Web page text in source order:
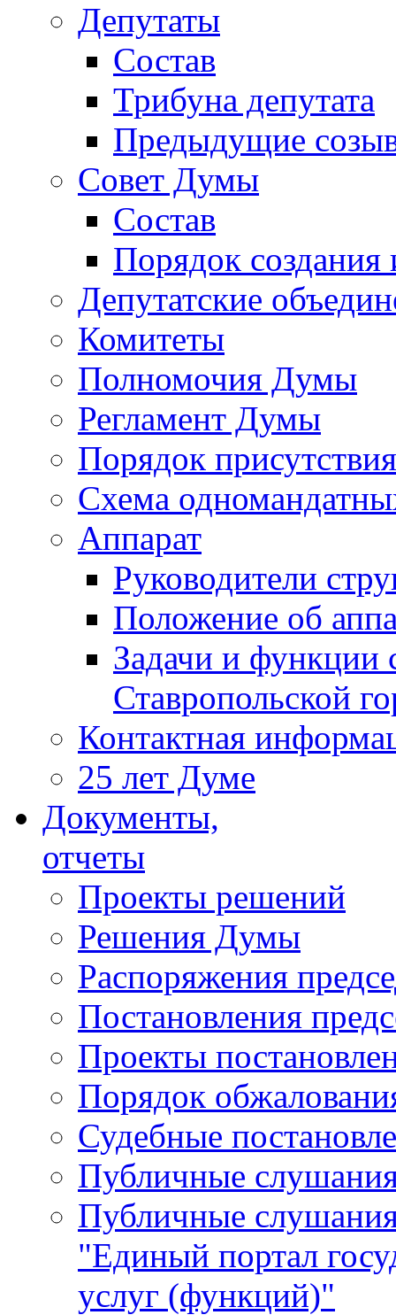
Депутаты
Состав
Трибуна депутата
Предыдущие
Совет Думы
Состав
Порядок создания
Депутатские
Комитеты
Полномочия Думы
Регламент Думы
Порядок
Схема
Аппарат
Руководители
Положение об
Задачи и функции
Ставропольской
Контактная
25 лет Думе
Документы,
отчеты
Проекты решений
Решения Думы
Распоряжения
Постановления
Проекты
Порядок
Судебные
Публичные
Публичные
"Единый портал
услуг (функций)"